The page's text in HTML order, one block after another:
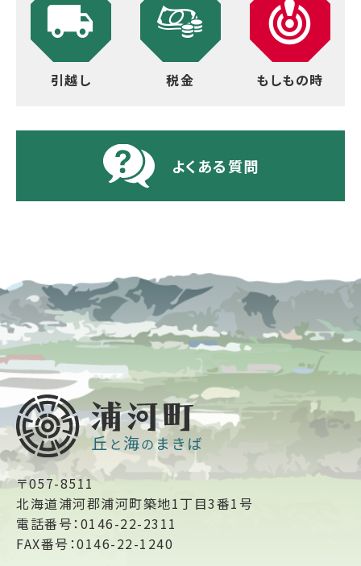
引越し 税金 もしもの時
よくある質問
〒057-8511
北海道浦河郡浦河町築地1丁目3番1号
電話番号：0146-22-2311
FAX番号：0146-22-1240